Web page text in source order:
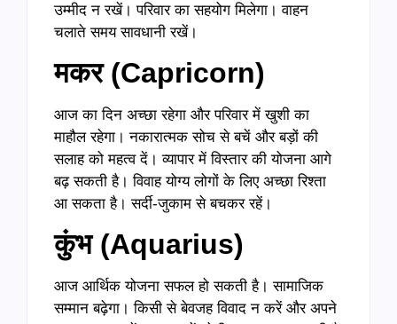
उम्मीद न रखें। परिवार का सहयोग मिलेगा। वाहन
चलाते समय सावधानी रखें।
मकर (Capricorn)
आज का दिन अच्छा रहेगा और परिवार में खुशी का
माहौल रहेगा। नकारात्मक सोच से बचें और बड़ों की
सलाह को महत्व दें। व्यापार में विस्तार की योजना आगे
बढ़ सकती है। विवाह योग्य लोगों के लिए अच्छा रिश्ता
आ सकता है। सर्दी-जुकाम से बचकर रहें।
कुंभ (Aquarius)
आज आर्थिक योजना सफल हो सकती है। सामाजिक
सम्मान बढ़ेगा। किसी से बेवजह विवाद न करें और अपने